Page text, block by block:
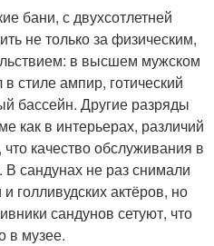
бани, с двухсотлетней
не только за физическим,
в высшем мужском
стиле ампир, готический
бассейн. Другие разряды
как в интерьерах, различий
что качество обслуживания в
сандунах не раз снимали
голливудских актёров, но
сандунов сетуют, что
в музее.